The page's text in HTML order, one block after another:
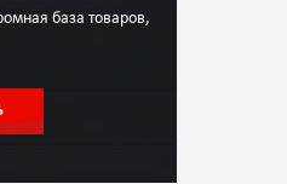
база товаров,